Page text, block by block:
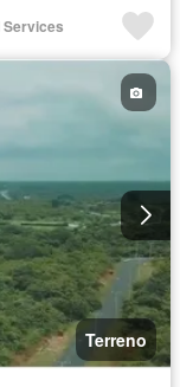
Services
Terreno